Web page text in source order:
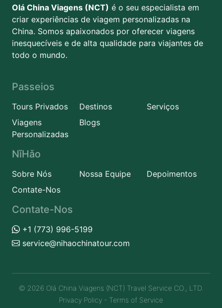
Olá China Viagens (NCT) é o seu especialista em
criar experiências de viagem personalizadas na
China. Somos apaixonados por oferecer viagens
inesquecíveis e de alta qualidade para viajantes de
todo o mundo.
Passeios
Tours Privados Destinos
Serviços
Viagens
Personalizadas
Blogs
NǐHǎo
Sobre Nós Nossa Equipe
Depoimentos
Contate-Nos
Contate-Nos
+1 (773) 996-5199
service@nihaochinatour.com
© 2026 Olá China Viagens (NCT) Travel Service CO., LTD.
Privacy Policy - Terms of Service